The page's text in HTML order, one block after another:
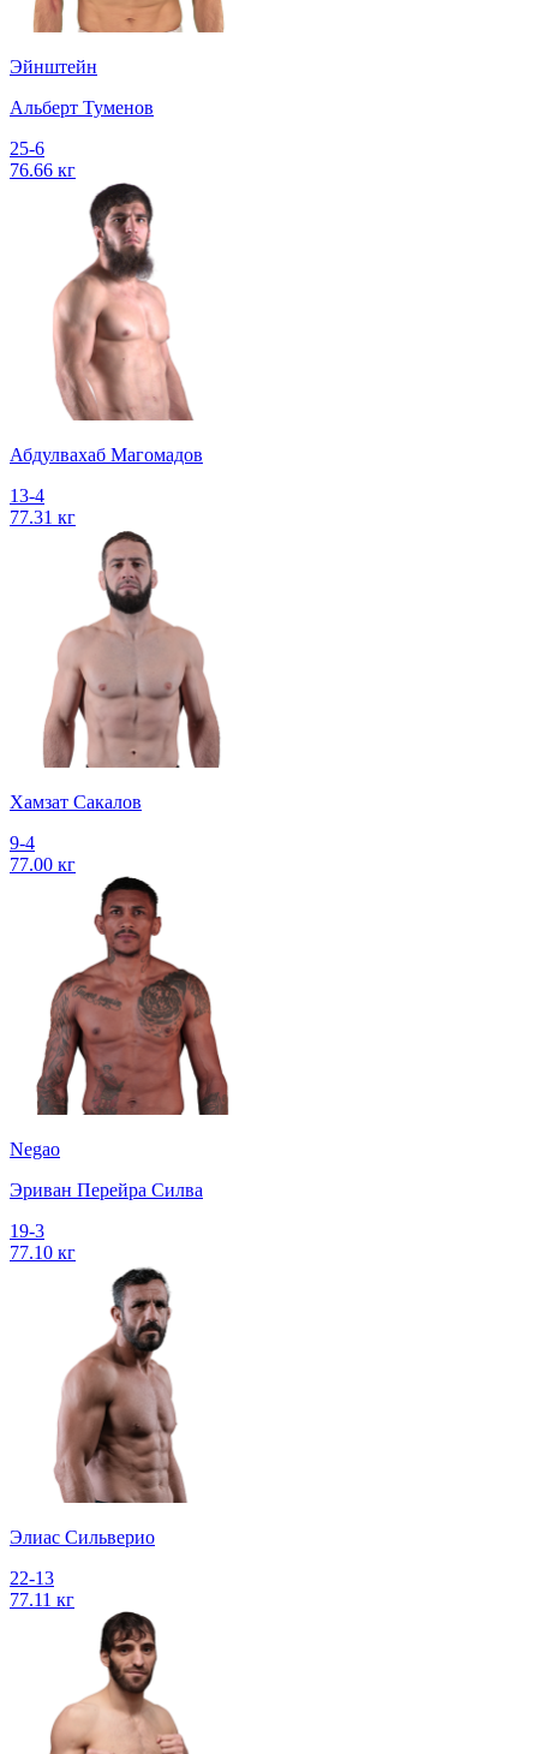
Эйнштейн
Альберт Туменов
25-6
76.66 кг
Абдулвахаб Магомадов
13-4
77.31 кг
Хамзат Сакалов
9-4
77.00 кг
Negao
Эриван Перейра Силва
19-3
77.10 кг
Элиас Сильверио
22-13
77.11 кг